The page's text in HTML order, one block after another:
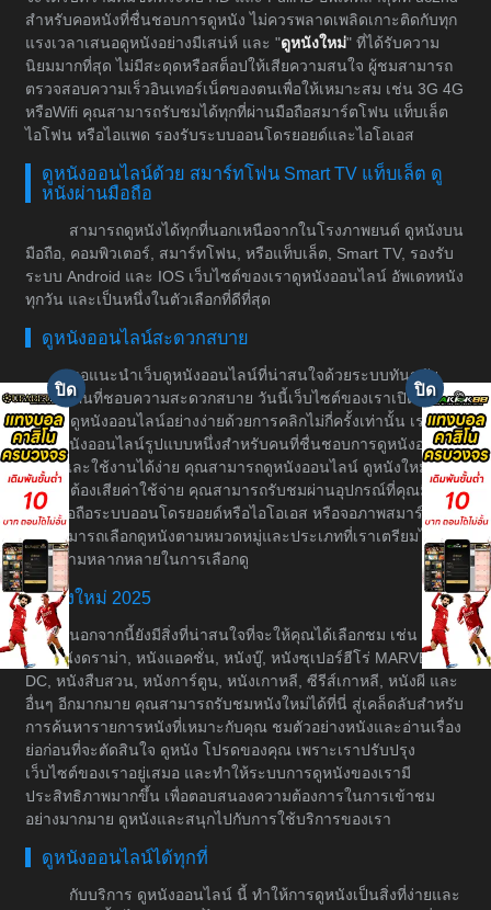
สำหรับคอหนังที่ชื่นชอบการดูหนัง ไม่ควรพลาดเพลิดเกาะติดกับทุก
แรงเวลาเสนอดูหนังอย่างมีเสน่ห์ และ "ดูหนังใหม่" ที่ได้รับความ
นิยมมากที่สุด ไม่มีสะดุดหรือสต็อปให้เสียความสนใจ ผู้ชมสามารถ
ตรวจสอบความเร็วอินเทอร์เน็ตของตนเพื่อให้เหมาะสม เช่น 3G 4G
หรือWifi คุณสามารถรับชมได้ทุกที่ผ่านมือถือสมาร์ตโฟน แท็บเล็ต
ไอโฟน หรือไอแพด รองรับระบบออนโดรยอยด์และไอโอเอส
ดูหนังออนไลน์ด้วย สมาร์ทโฟน Smart TV แท็บเล็ต ดู
หนังผ่านมือถือ
สามารถดูหนังได้ทุกที่นอกเหนือจากในโรงภาพยนต์ ดูหนังบน
มือถือ, คอมพิวเตอร์, สมาร์ทโฟน, หรือแท็บเล็ต, Smart TV, รองรับ
ระบบ Android และ IOS เว็บไซต์ของเราดูหนังออนไลน์ อัพเดทหนัง
ทุกวัน และเป็นหนึ่งในตัวเลือกที่ดีที่สุด
ดูหนังออนไลน์สะดวกสบาย
ขอแนะนำเว็บดูหนังออนไลน์ที่น่าสนใจด้วยระบบทันสมัย
สำหรับคนที่ชอบความสะดวกสบาย วันนี้เว็บไซต์ของเราเปิดให้
บริการดูหนังออนไลน์อย่างง่ายด้วยการคลิกไม่กี่ครั้งเท่านั้น เราเป็น
เว็บดูหนังออนไลน์รูปแบบหนึ่งสำหรับคนที่ชื่นชอบการดูหนังอย่างมี
ระบบและใช้งานได้ง่าย คุณสามารถดูหนังออนไลน์ ดูหนังใหม่ได้
โดยไม่ต้องเสียค่าใช้จ่าย คุณสามารถรับชมผ่านอุปกรณ์ที่คุณมีอยู่
เช่น มือถือระบบออนโดรยอยด์หรือไอโอเอส หรือจอภาพสมาร์ททีวี
คุณสามารถเลือกดูหนังตามหมวดหมู่และประเภทที่เราเตรียมไว้ให้
เพื่อความหลากหลายในการเลือกดู
หนังใหม่ 2025
นอกจากนี้ยังมีสิ่งที่น่าสนใจที่จะให้คุณได้เลือกชม เช่น หนัง
ต่อ, หนังดราม่า, หนังแอคชั่น, หนังบู๊, หนังซุเปอร์ฮีโร่ MARVEL &
DC, หนังสืบสวน, หนังการ์ตูน, หนังเกาหลี, ซีรีส์เกาหลี, หนังผี และ
อื่นๆ อีกมากมาย คุณสามารถรับชมหนังใหม่ได้ที่นี่ สู่เคล็ดลับสำหรับ
การค้นหารายการหนังที่เหมาะกับคุณ ชมตัวอย่างหนังและอ่านเรื่อง
ย่อก่อนที่จะตัดสินใจ ดูหนัง โปรดของคุณ เพราะเราปรับปรุง
เว็บไซต์ของเราอยู่เสมอ และทำให้ระบบการดูหนังของเรามี
ประสิทธิภาพมากขึ้น เพื่อตอบสนองความต้องการในการเข้าชม
อย่างมากมาย ดูหนังและสนุกไปกับการใช้บริการของเรา
ดูหนังออนไลน์ได้ทุกที่
กับบริการ ดูหนังออนไลน์ นี้ ทำให้การดูหนังเป็นสิ่งที่ง่ายและ